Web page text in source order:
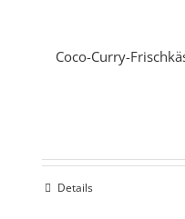
Coco-Curry-
Details